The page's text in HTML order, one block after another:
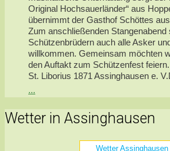
Original Hochsauerländer“ aus
übernimmt der Gasthof Schöttes
Zum anschließenden Stangenabend
Schützenbrüdern auch alle Asker
willkommen. Gemeinsam möchten
den Auftakt zum Schützenfest
St. Liborius 1871 Assinghausen e.
...
Wetter in Assinghausen